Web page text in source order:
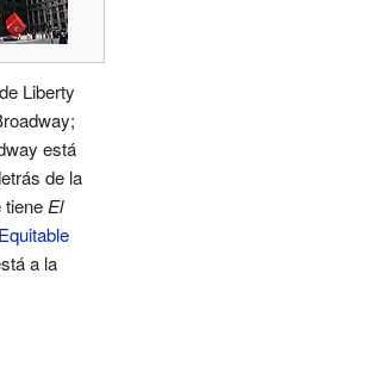
Liberty
está
de la
tiene El
Equitable
a la